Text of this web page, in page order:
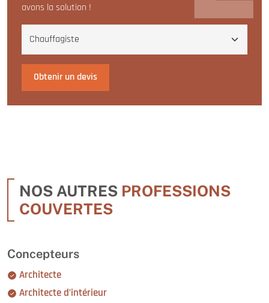
avons la solution !
Obtenir un devis
NOS AUTRES PROFESSIONS
COUVERTES
Concepteurs
Architecte
Architecte d’intérieur